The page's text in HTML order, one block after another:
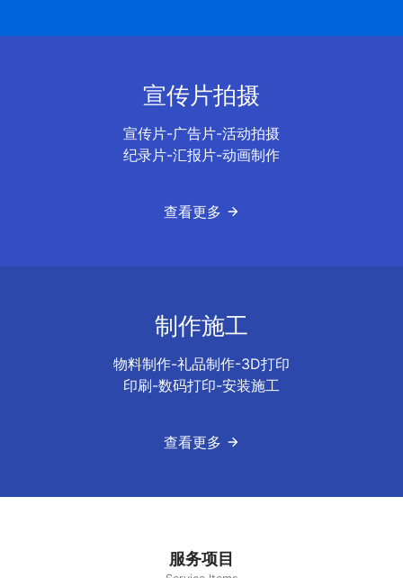
宣传片拍摄
宣传片-广告片-活动拍摄
纪录片-汇报片-动画制作
查看更多
制作施工
物料制作-礼品制作-3D打印
印刷-数码打印-安装施工
查看更多
服务项目